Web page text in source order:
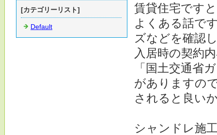
賃貸住宅です
よくある話で
ズなどを確認
入居時の契約
「国土交通省
がありますの
されると良い
シャンドレ施
[カテゴリーリスト]
Default